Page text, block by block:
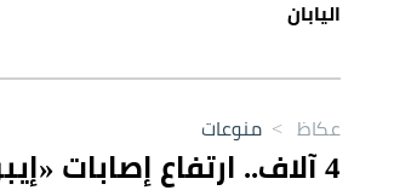
اليابان
عكاظ > منوعات
4 آلاف.. ارتفاع إصابات «إيبولا» في الكونغو وسط تحذيرات أممية